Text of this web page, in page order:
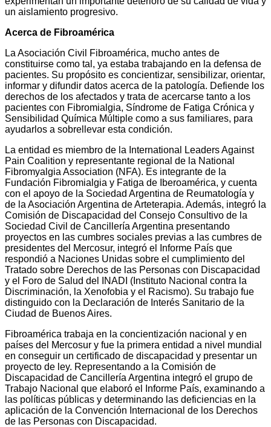
un aislamiento progresivo.
Acerca de Fibroamérica
La Asociación Civil Fibroamérica, mucho antes de
constituirse como tal, ya estaba trabajando en la defensa de
pacientes. Su propósito es concientizar, sensibilizar, orientar,
informar y difundir datos acerca de la patología. Defiende los
derechos de los afectados y trata de acercarse tanto a los
pacientes con Fibromialgia, Síndrome de Fatiga Crónica y
Sensibilidad Química Múltiple como a sus familiares, para
ayudarlos a sobrellevar esta condición.
La entidad es miembro de la International Leaders Against
Pain Coalition y representante regional de la National
Fibromyalgia Association (NFA). Es integrante de la
Fundación Fibromialgia y Fatiga de Iberoamérica, y cuenta
con el apoyo de la Sociedad Argentina de Reumatología y
de la Asociación Argentina de Arteterapia. Además, integró la
Comisión de Discapacidad del Consejo Consultivo de la
Sociedad Civil de Cancillería Argentina presentando
proyectos en las cumbres sociales previas a las cumbres de
presidentes del Mercosur, integró el Informe País que
respondió a Naciones Unidas sobre el cumplimiento del
Tratado sobre Derechos de las Personas con Discapacidad
y el Foro de Salud del INADI (Instituto Nacional contra la
Discriminación, la Xenofobia y el Racismo). Su trabajo fue
distinguido con la Declaración de Interés Sanitario de la
Ciudad de Buenos Aires.
Fibroamérica trabaja en la concientización nacional y en
países del Mercosur y fue la primera entidad a nivel mundial
en conseguir un certificado de discapacidad y presentar un
proyecto de ley. Representando a la Comisión de
Discapacidad de Cancillería Argentina integró el grupo de
Trabajo Nacional que elaboró el Informe País, examinando a
las políticas públicas y determinando las deficiencias en la
aplicación de la Convención Internacional de los Derechos
de las Personas con Discapacidad.